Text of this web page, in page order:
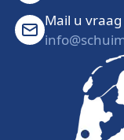
Mail u